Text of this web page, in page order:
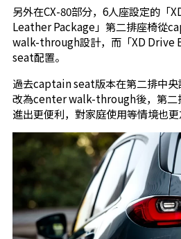
另外在CX-80部分，6人座設定的
Leather Package」第二排座椅從
walk-through設計，而「XD Drive
seat配置。
過去captain seat版本在第二排中
改為center walk-through後，第二
進出更便利，對家庭使用等情境也更